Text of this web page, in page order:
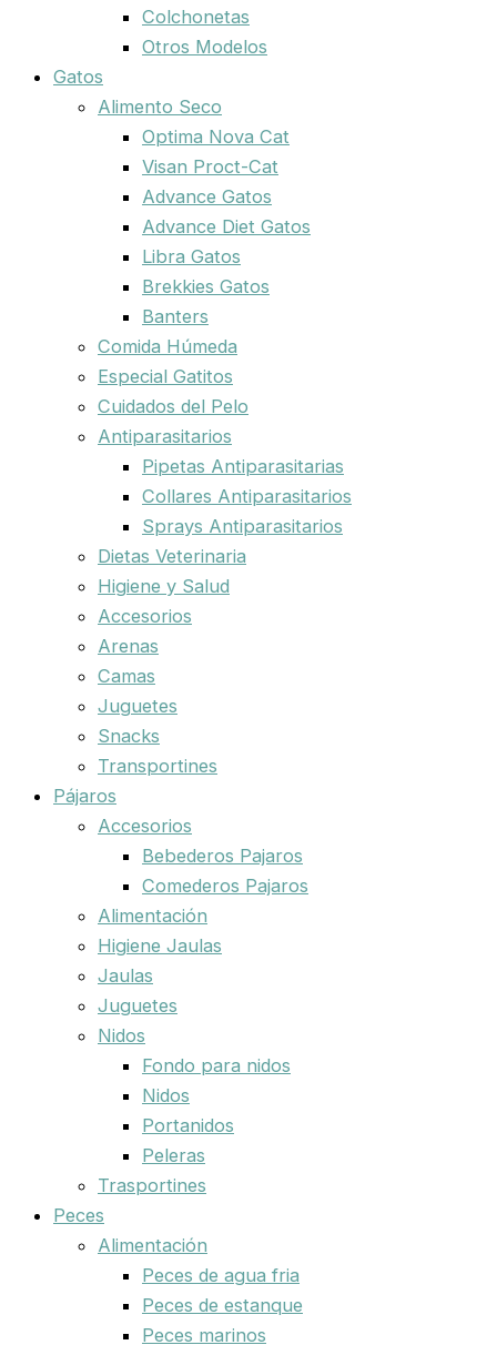
Colchonetas
Otros Modelos
Gatos
Alimento Seco
Optima Nova Cat
Visan Proct-Cat
Advance Gatos
Advance Diet Gatos
Libra Gatos
Brekkies Gatos
Banters
Comida Húmeda
Especial Gatitos
Cuidados del Pelo
Antiparasitarios
Pipetas Antiparasitarias
Collares Antiparasitarios
Sprays Antiparasitarios
Dietas Veterinaria
Higiene y Salud
Accesorios
Arenas
Camas
Juguetes
Snacks
Transportines
Pájaros
Accesorios
Bebederos Pajaros
Comederos Pajaros
Alimentación
Higiene Jaulas
Jaulas
Juguetes
Nidos
Fondo para nidos
Nidos
Portanidos
Peleras
Trasportines
Peces
Alimentación
Peces de agua fria
Peces de estanque
Peces marinos